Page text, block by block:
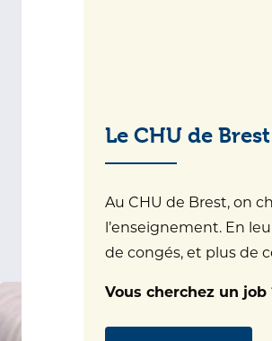
Le CHU de
Au CHU de Brest, on
l’enseignement. En
de congés, et plus de
Vous cherchez un job
Osteonecrosis